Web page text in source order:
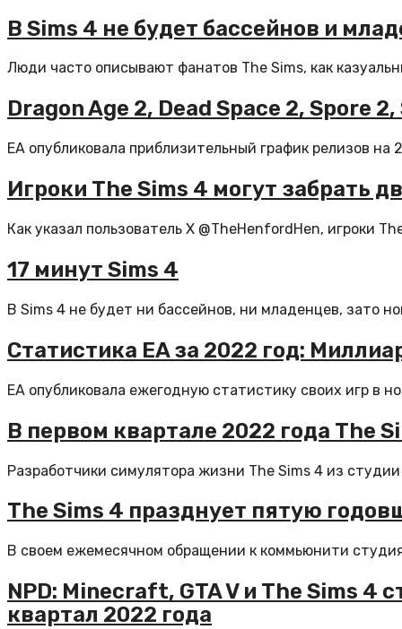
В Sims 4 не будет бассейнов и
Люди часто описывают фанатов The Sims, как
Dragon Age 2, Dead Space 2, Spore
EA опубликовала приблизительный график релизов
Игроки The Sims 4 могут забрать
Как указал пользователь X @TheHenfordHen, игроки
17 минут Sims 4
В Sims 4 не будет ни бассейнов, ни младенцев, зато
Статистика EA за 2022 год:
EA опубликовала ежегодную статистику своих игр в
В первом квартале 2022 года The
Разработчики симулятора жизни The Sims 4 из
The Sims 4 празднует пятую
В своем ежемесячном обращении к коммьюнити
NPD: Minecraft, GTA V и The Sims
квартал 2022 года